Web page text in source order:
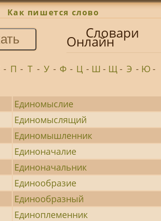
Как пишется слово
Словари
Онлайн
- П - Т - У - Ф - Ц - Ш - Щ- Э - Ю-
Единомыслие
Единомыслящий
Единомышленник
Единоначалие
Единоначальник
Единообразие
Единообразный
Единоплеменник